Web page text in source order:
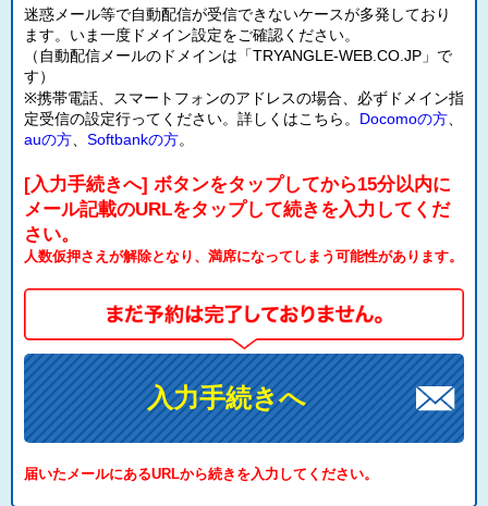
迷惑メール等で自動配信が受信できないケースが多発しており
ます。いま一度ドメイン設定をご確認ください。
（自動配信メールのドメインは「TRYANGLE-WEB.CO.JP」で
す）
※携帯電話、スマートフォンのアドレスの場合、必ずドメイン指
定受信の設定行ってください。詳しくはこちら。 Docomoの方
auの方
Softbankの方。
[入力手続きへ] ボタンをタップしてから15分以内に
メール記載のURLをタップして続きを入力してくだ
さい。
人数仮押さえが解除となり、満席になってしまう可能性があります。
入力手続きへ
届いたメールにあるURLから続きを入力してください。